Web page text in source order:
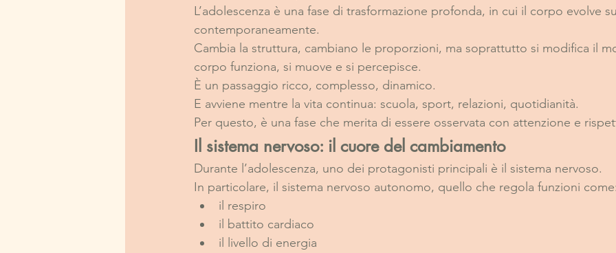
L’adolescenza è una fase di trasformazione profonda, in cui il corpo evolve
contemporaneamente.
Cambia la struttura, cambiano le proporzioni, ma soprattutto si modifica il
corpo funziona, si muove e si percepisce.
È un passaggio ricco, complesso, dinamico.
E avviene mentre la vita continua: scuola, sport, relazioni, quotidianità.
Per questo, è una fase che merita di essere osservata con attenzione e
Il sistema nervoso: il cuore del cambiamento
Durante l’adolescenza, uno dei protagonisti principali è il sistema nervoso.
In particolare, il sistema nervoso autonomo, quello che regola funzioni come:
il respiro
il battito cardiaco
il livello di energia